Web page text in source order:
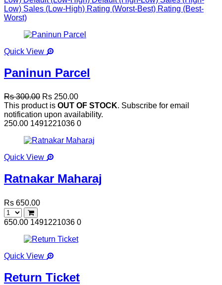
Low) Sales (Low-High) Rating (Worst-Best) Rating (Best-
Worst)
Quick View
Paninun Parcel
Rs 300.00 Rs 250.00
This product is OUT OF STOCK. Subscribe for email
notification upon availability.
250.00 1491221036 0
Quick View
Ratnakar Maharaj
Rs 650.00
650.00 1491221036 0
Quick View
Return Ticket